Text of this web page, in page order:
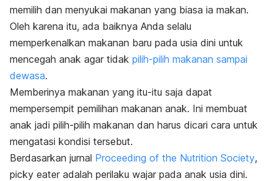
memilih dan menyukai makanan yang biasa ia makan.
Oleh karena itu, ada baiknya Anda selalu
memperkenalkan makanan baru pada usia dini untuk
mencegah anak agar tidak pilih-pilih makanan sampai
dewasa.
Memberinya makanan yang itu-itu saja dapat
mempersempit pemilihan makanan anak. Ini membuat
anak jadi pilih-pilih makanan dan harus dicari cara untuk
mengatasi kondisi tersebut.
Berdasarkan jurnal Proceeding of the Nutrition Society,
picky eater adalah perilaku wajar pada anak usia dini.